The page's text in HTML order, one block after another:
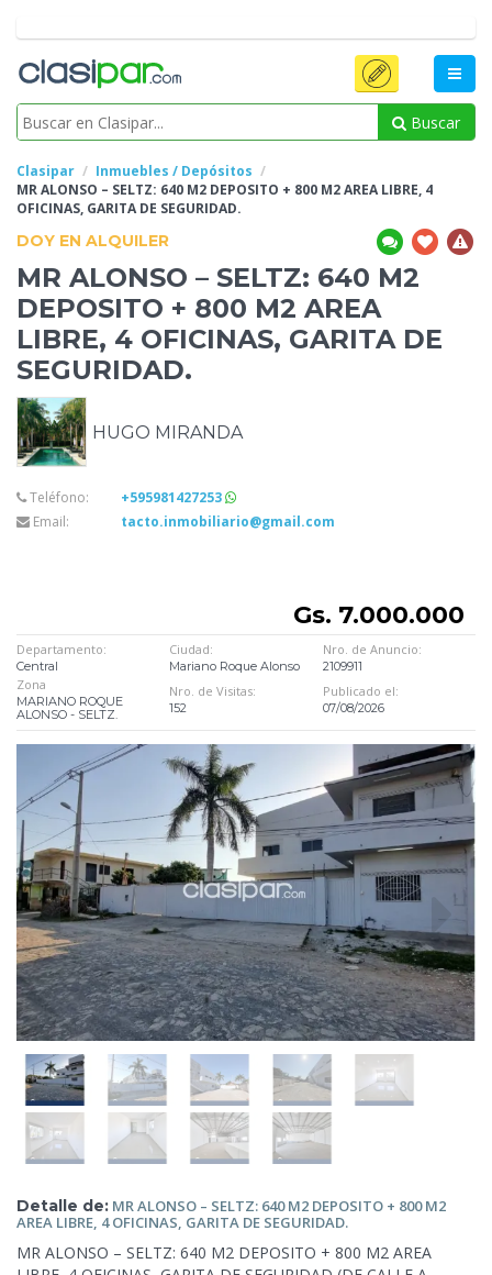
Buscar
Clasipar
Inmuebles / Depósitos
MR ALONSO – SELTZ: 640 M2 DEPOSITO + 800 M2 AREA LIBRE, 4
OFICINAS, GARITA DE SEGURIDAD.
DOY EN ALQUILER
MR ALONSO – SELTZ: 640 M2
DEPOSITO + 800 M2 AREA
LIBRE, 4 OFICINAS, GARITA DE
SEGURIDAD.
HUGO MIRANDA
Teléfono:
+595981427253
Email:
tacto.inmobiliario@gmail.com
Gs. 7.000.000
Departamento:
Central
Ciudad:
Mariano Roque Alonso
Nro. de Anuncio:
2109911
Zona
MARIANO ROQUE
ALONSO - SELTZ.
Nro. de Visitas:
152
Publicado el:
07/08/2026
Detalle de: MR ALONSO – SELTZ: 640 M2 DEPOSITO + 800 M2
AREA LIBRE, 4 OFICINAS, GARITA DE SEGURIDAD.
MR ALONSO – SELTZ: 640 M2 DEPOSITO + 800 M2 AREA